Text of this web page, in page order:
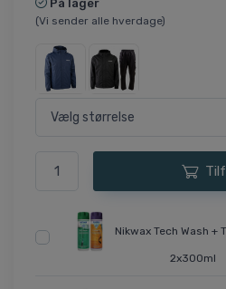
På lager
(Vi sender alle hverdage)
Nikwax Tech Wash +
2x300ml